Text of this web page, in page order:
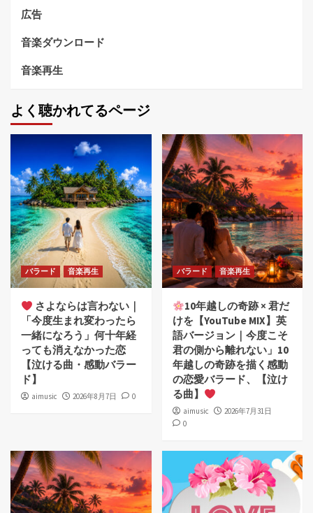
広告
音楽ダウンロード
音楽再生
よく聴かれてるページ
バラード 音楽再生
さよならは言わない｜
「今度生まれ変わったら
一緒になろう」何十年経
っても消えなかった恋
【泣ける曲・感動バラー
ド】
aimusic 2026年8月7日 0
バラード 音楽再生
10年越しの奇跡 × 君だ
けを【YouTube MIX】英
語バージョン｜今度こそ
君の側から離れない」10
年越しの奇跡を描く感動
の恋愛バラード、【泣け
る曲】
aimusic
2026年7月31日
0